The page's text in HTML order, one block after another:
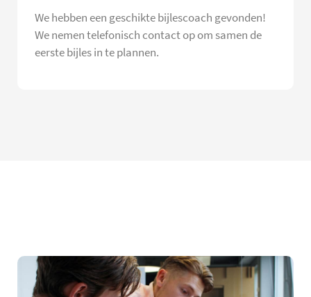
We hebben een geschikte bijlescoach gevonden!
We nemen telefonisch contact op om samen de
eerste bijles in te plannen.